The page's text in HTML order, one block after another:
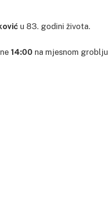
u 83. godini života.
14:00 na mjesnom groblju